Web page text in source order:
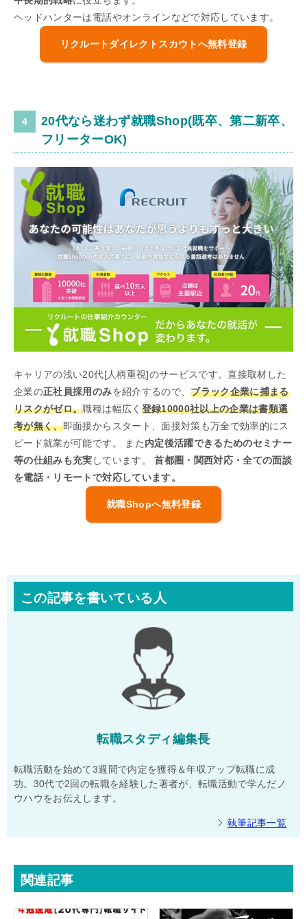
ヘッドハンターは電話やオンラインなどで対応しています。
リクルートダイレクトスカウトへ無料登録
20代なら迷わず就職Shop(既卒、第二新卒、
フリーターOK)
キャリアの浅い20代[人柄重視]のサービスです。直接取材した
企業の正社員採用のみを紹介するので、ブラック企業に捕まる
リスクがゼロ。職種は幅広く 登録10000社以上の企業は書類選
考が無く、即面接からスタート、面接対策も万全で効率的にス
ピード就業が可能です。 また内定後活躍できるためのセミナー
等の仕組みも充実 しています。首都圏・関西対応・全ての面談
を電話・リモートで対応しています。
就職Shopへ無料登録
この記事を書いている人
転職スタディ編集長
転職活動を始めて3週間で内定を獲得＆年収アップ転職に成
功。30代で2回の転職を経験した著者が、転職活動で学んだノ
ウハウをお伝えします。
執筆記事一覧
関連記事